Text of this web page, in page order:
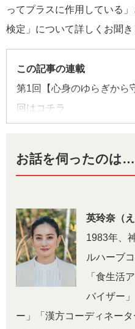
ブコーディネーター」の
さんとその魅力を深掘りし
ってプラスに作用している
検定」について詳しくお聞き
この記事の連載
第1回【心身のゆらぎか
回はコチラ
第4回【レシピ篇：花粉対
第7回【レシピ篇：疲れ瞳
連載記事一覧へ>>
お話を伺ったのは
英玲奈（え
1983年、
ルハーブ
「食生活
バイザー
ー」「漢方コーディネー